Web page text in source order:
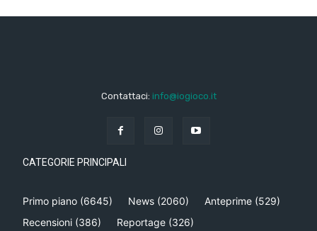
Contattaci: info@iogioco.it
CATEGORIE PRINCIPALI
Primo piano (6645) News (2060) Anteprime (529)
Recensioni (386) Reportage (326)